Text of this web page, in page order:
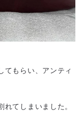
てもらい、アンティ
てしまいました。